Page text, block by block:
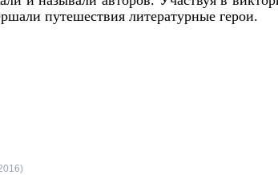
путешествия литературные герои.